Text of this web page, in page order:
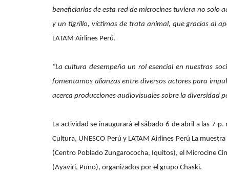
beneficiarias de esta red de microcines tuviera no solo
y un tigrillo, víctimas de trata animal, que gracias al
LATAM Airlines Perú.
“La cultura desempeña un rol esencial en nuestras
fomentamos alianzas entre diversos actores para
acerca producciones audiovisuales sobre la diversidad
La actividad se inaugurará el sábado 6 de abril a las 7
Cultura, UNESCO Perú y LATAM Airlines Perú La
(Centro Poblado Zungarococha, Iquitos), el Microcine
(Ayaviri, Puno), organizados por el grupo Chaski.